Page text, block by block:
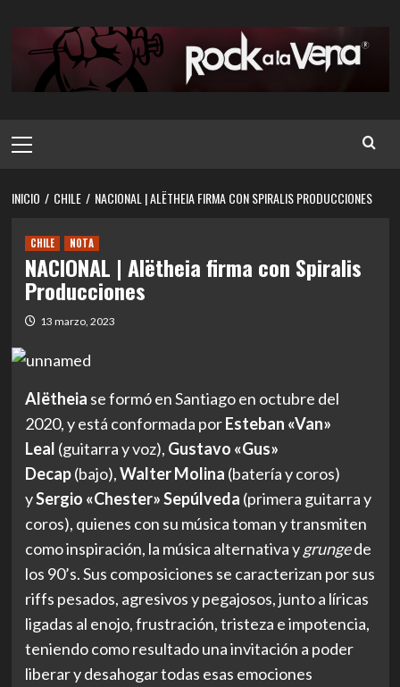
contenido
principal
INICIO CHILE NACIONAL | ALËTHEIA FIRMA CON SPIRALIS PRODUCCIONES
CHILE NOTA
NACIONAL | Alëtheia firma con Spiralis
Producciones
13 marzo, 2023
Alëtheia se formó en Santiago en octubre del
2020, y está conformada porEsteban «Van»
Leal (guitarra y voz), Gustavo «Gus»
Decap(bajo),Walter Molina (batería y coros)
ySergio «Chester» Sepúlveda (primera guitarra y
coros), quienes con su música toman y transmiten
como inspiración, la música alternativa ygrungede
los 90’s. Sus composiciones se caracterizan por sus
riffs pesados, agresivos y pegajosos, junto a líricas
ligadas al enojo, frustración, tristeza e impotencia,
teniendo como resultado una invitación a poder
liberar y desahogar todas esas emociones